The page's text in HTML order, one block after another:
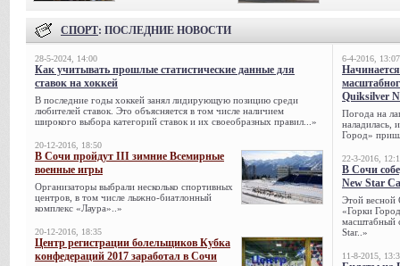
СПОРТ: ПОСЛЕДНИЕ НОВОСТИ
28-5-2024, 14:00
Как учитывать прошлые статистические данные для
ставок на хоккей
В последние годы хоккей занял лидирующую позицию среди
любителей ставок. Это объясняется в том числе наличием
широкого выбора категорий ставок и их своеобразных правил...»
20-12-2016, 18:50
В Сочи пройдут III зимние Всемирные
военные игры
Организаторы выбрали несколько спортивных
центров, в том числе лыжно-биатлонный
комплекс «Лаура»..»
20-12-2016, 18:35
Центр регистрации болельщиков Кубка
конфедераций 2017 заработал в Сочи
6-4-2016, 13:07
Quiksilver
Погода на
наладилась,
Город»
22-3-2016,
В Сочи
New Star
Этой весной
«Горки
масштабный
Star..»
11-8-2015,